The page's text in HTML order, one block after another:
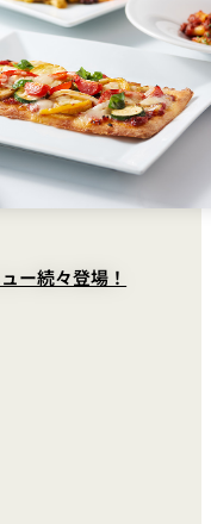
ー続々登場！